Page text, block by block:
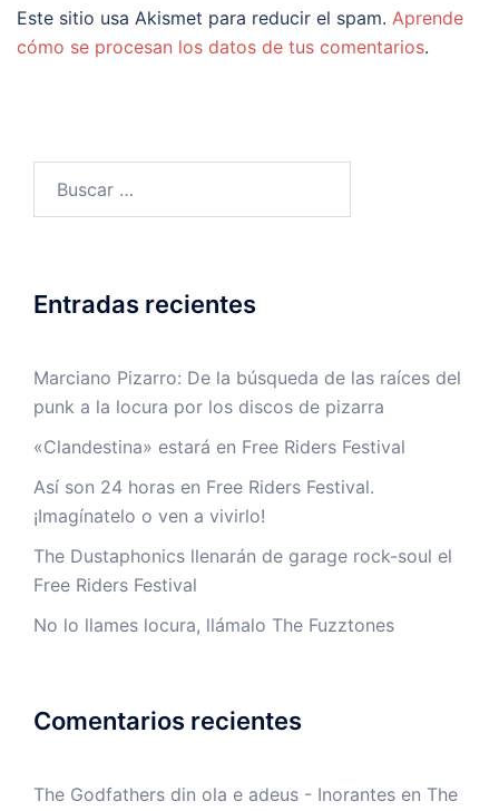
Este sitio usa Akismet para reducir el spam. Aprende
cómo se procesan los datos de tus comentarios.
Entradas recientes
Marciano Pizarro: De la búsqueda de las raíces del
punk a la locura por los discos de pizarra
«Clandestina» estará en Free Riders Festival
Así son 24 horas en Free Riders Festival.
¡Imagínatelo o ven a vivirlo!
The Dustaphonics llenarán de garage rock-soul el
Free Riders Festival
No lo llames locura, llámalo The Fuzztones
Comentarios recientes
The Godfathers din ola e adeus - Inorantes en The